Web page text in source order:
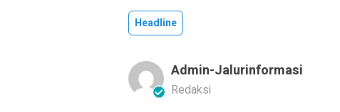
Headline
Admin-Jalurinformasi
Redaksi